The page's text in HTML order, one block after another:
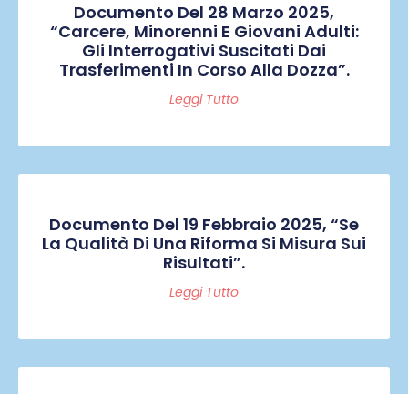
Documento Del 28 Marzo 2025,
“Carcere, Minorenni E Giovani Adulti:
Gli Interrogativi Suscitati Dai
Trasferimenti In Corso Alla Dozza”.
Leggi Tutto
Documento Del 19 Febbraio 2025, “Se
La Qualità Di Una Riforma Si Misura Sui
Risultati”.
Leggi Tutto